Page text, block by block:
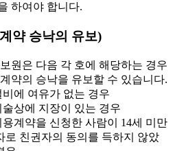
하여야 합니다.
약 승낙의 유보)
원은 다음 각 호에 해당하는 경우
약의 승낙을 유보할 수 있습니다.
비에 여유가 없는 경우
술상에 지장이 있는 경우
용계약을 신청한 사람이 14세 미만
로 친권자의 동의를 득하지 않았